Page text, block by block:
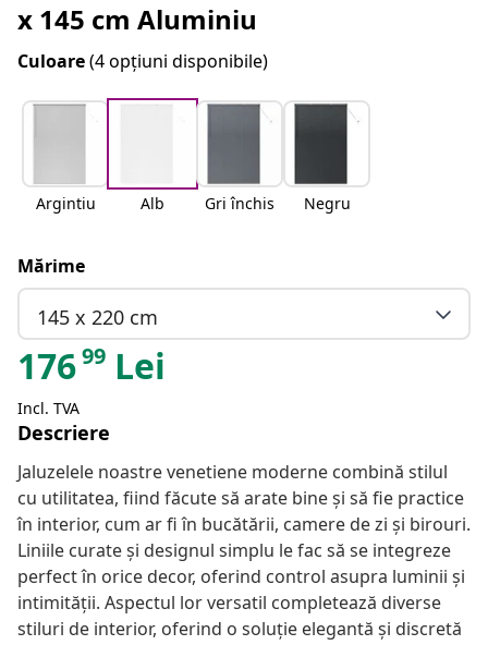
x 145 cm Aluminiu
Culoare(4 opțiuni disponibile)
Argintiu Alb Gri închis Negru
Mărime
145 x 220 cm
17699 Lei
Incl. TVA
Descriere
Jaluzelele noastre venetiene moderne combină stilul
cu utilitatea, fiind făcute să arate bine și să fie practice
în interior, cum ar fi în bucătării, camere de zi și birouri.
Liniile curate și designul simplu le fac să se integreze
perfect în orice decor, oferind control asupra luminii și
intimității. Aspectul lor versatil completează diverse
stiluri de interior, oferind o soluție elegantă și discretă